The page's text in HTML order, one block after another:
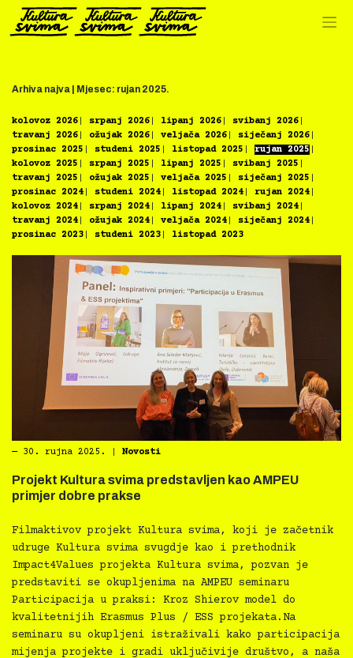
Preskoči
sadržaj
Arhiva najva | Mjesec: rujan 2025.
kolovoz 2026 srpanj 2026 lipanj 2026
svibanj 2026
travanj 2026
ožujak 2026 veljača 2026
siječanj 2026
prosinac 2025
studeni 2025 listopad 2025
rujan 2025
kolovoz 2025
srpanj 2025 lipanj 2025
svibanj 2025
travanj 2025
ožujak 2025 veljača 2025
siječanj 2025
prosinac 2024
studeni 2024 listopad 2024
rujan 2024
kolovoz 2024
srpanj 2024 lipanj 2024
svibanj 2024
travanj 2024
ožujak 2024 veljača 2024
siječanj 2024
prosinac 2023
studeni 2023 listopad 2023
― 30. rujna 2025. Novosti
Projekt Kultura svima predstavljen kao AMPEU
primjer dobre prakse
Filmaktivov projekt Kultura svima, koji je začetnik
udruge Kultura svima svugdje kao i prethodnik
Impact4Values projekta Kultura svima, pozvan je
predstaviti se okupljenima na AMPEU seminaru
Participacija u praksi: Kroz Shierov model do
kvalitetnijih Erasmus Plus / ESS projekata.Na
seminaru su okupljeni istraživali kako participacija
mijenja projekte i gradi uključivije društvo, a naša